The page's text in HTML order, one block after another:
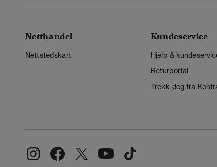
Netthandel
Nettstedskart
Kundeservice
Hjelp &
Returportal
Trekk deg fra